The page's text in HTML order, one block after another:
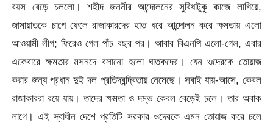
বয়স বেড়ে চললো। শহীদ জননীর আন্দোলনের সুবিধাটুকু কাজে লাগিয়ে,
জামায়াতকে চাপে ফেলে রাজাকারদের হাত ধরে আন্দোলন করে ক্ষমতায় এলো
আওয়ামী লীগ; ফিরেও গেল পাঁচ বছর পর। আবার বিএনপি এলো-গেল, এবার
একেবারে ক্ষমতার মসনদে বসানো হলো ঘাতকদের। যেন ওদেরকে তোয়াজ
করার জন্য প্রধান দুই দল প্রতিদ্বন্দ্বিতায় নেমেছে। সবাই যায়-আসে, কেবল
রাজাকাররা রয়ে যায়। তাদের ক্ষমতা ও দম্ভ কেবল বেড়েই চলে। তার অবাক
লাগে। এই স্বাধীন দেশে প্রতিটি সরকার ওদেরকে এমন তোয়াজ করে চলে